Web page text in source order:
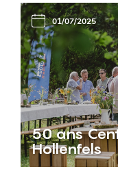
01/07/2025
50 ans
Hollenfels